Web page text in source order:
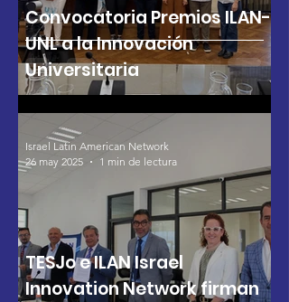
Convocatoria Premios ILAN-
UNL a la Innovación
Universitaria
TESJo e ILAN Israel
Innovation Network firman
Israel Latin American Network
26 may 2025
1 min de lectura